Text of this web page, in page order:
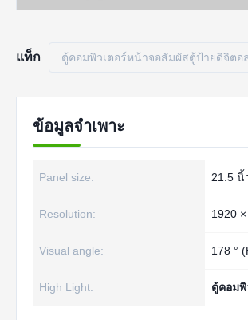
แท็ก ตู้คอมพิวเตอร์หน้าจอสัมผัสตู้ป้ายดิจิตอ
ข้อมูลจำเพาะ
Panel size: 21.5 นิ้
Resolution: 1920
Visual angle: 178 °
High Light: ตู้คอม